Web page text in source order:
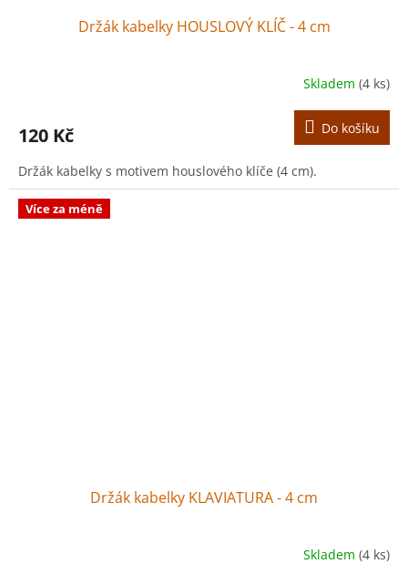
Držák kabelky HOUSLOVÝ KLÍČ - 4 cm
Skladem (4 ks)
120 Kč Do košíku
Držák kabelky s motivem houslového klíče (4 cm).
Více za méně
Držák kabelky KLAVIATURA - 4 cm
Skladem (4 ks)